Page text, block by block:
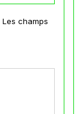
Les champs